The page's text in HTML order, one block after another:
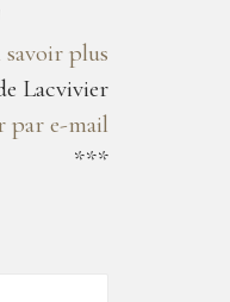
savoir plus
Lacvivier
par e-mail
***